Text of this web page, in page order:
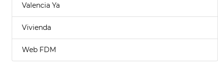
Valencia Ya
Vivienda
Web FDM